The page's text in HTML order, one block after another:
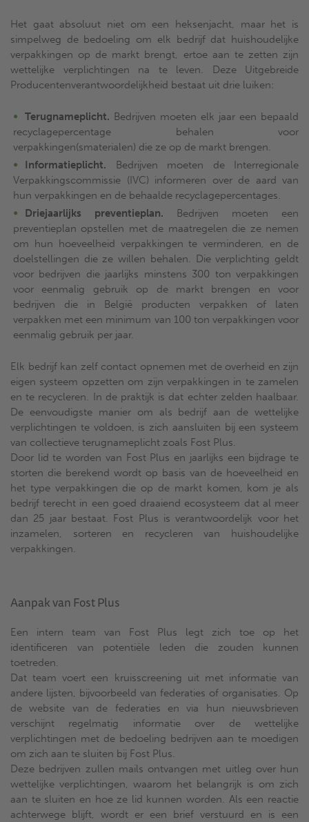
Het gaat absoluut niet om een heksenjacht, maar het is
simpelweg de bedoeling om elk bedrijf dat huishoudelijke
verpakkingen op de markt brengt, ertoe aan te zetten zijn
wettelijke verplichtingen na te leven. Deze Uitgebreide
Producentenverantwoordelijkheid bestaat uit drie luiken:
Terugnameplicht. Bedrijven moeten elk jaar een bepaald
recyclagepercentage behalen voor
verpakkingen(smaterialen) die ze op de markt brengen.
Informatieplicht. Bedrijven moeten de Interregionale
Verpakkingscommissie (IVC) informeren over de aard van
hun verpakkingen en de behaalde recyclagepercentages.
Driejaarlijks preventieplan. Bedrijven moeten een
preventieplan opstellen met de maatregelen die ze nemen
om hun hoeveelheid verpakkingen te verminderen, en de
doelstellingen die ze willen behalen. Die verplichting geldt
voor bedrijven die jaarlijks minstens 300 ton verpakkingen
voor eenmalig gebruik op de markt brengen en voor
bedrijven die in België producten verpakken of laten
verpakken met een minimum van 100 ton verpakkingen voor
eenmalig gebruik per jaar.
Elk bedrijf kan zelf contact opnemen met de overheid en zijn
eigen systeem opzetten om zijn verpakkingen in te zamelen
en te recycleren. In de praktijk is dat echter zelden haalbaar.
De eenvoudigste manier om als bedrijf aan de wettelijke
verplichtingen te voldoen, is zich aansluiten bij een systeem
van collectieve terugnameplicht zoals Fost Plus.
Door lid te worden van Fost Plus en jaarlijks een bijdrage te
storten die berekend wordt op basis van de hoeveelheid en
het type verpakkingen die op de markt komen, kom je als
bedrijf terecht in een goed draaiend ecosysteem dat al meer
dan 25 jaar bestaat. Fost Plus is verantwoordelijk voor het
inzamelen, sorteren en recycleren van huishoudelijke
verpakkingen.
Aanpak van Fost Plus
Een intern team van Fost Plus legt zich toe op het
identificeren van potentiële leden die zouden kunnen
toetreden.
Dat team voert een kruisscreening uit met informatie van
andere lijsten, bijvoorbeeld van federaties of organisaties. Op
de website van de federaties en via hun nieuwsbrieven
verschijnt regelmatig informatie over de wettelijke
verplichtingen met de bedoeling bedrijven aan te moedigen
om zich aan te sluiten bij Fost Plus.
Deze bedrijven zullen mails ontvangen met uitleg over hun
wettelijke verplichtingen, waarom het belangrijk is om zich
aan te sluiten en hoe ze lid kunnen worden. Als een reactie
achterwege blijft, wordt er een brief verstuurd en is een